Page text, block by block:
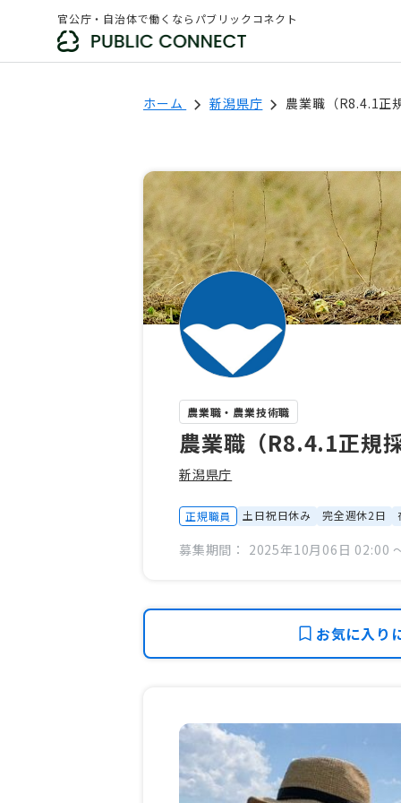
官公庁・自治体で働くならパブリックコネクト
ホーム 新潟県庁 農業職（R8.4.1正
農業職・農業技術職
農業職（R8.4.1正規
新潟県庁
正規職員 土日祝日休み 完全週休2日
募集期間： 2025年10月06日 02:00
お気に入り